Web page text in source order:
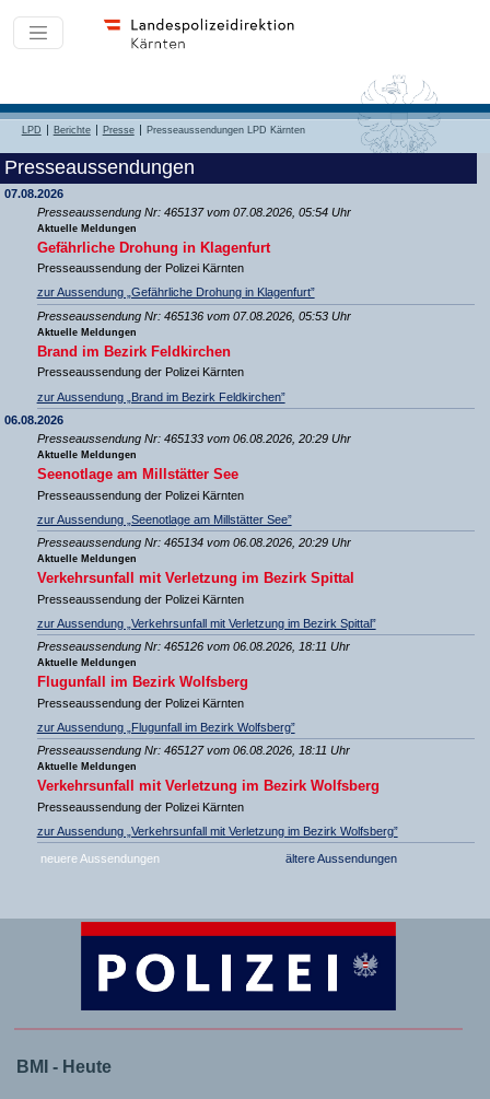
LPD Berichte Presse Presseaussendungen LPD Kärnten
Presseaussendungen
07.08.2026
Presseaussendung Nr: 465137 vom 07.08.2026, 05:54 Uhr
Aktuelle Meldungen
Gefährliche Drohung in Klagenfurt
Presseaussendung der Polizei Kärnten
zur Aussendung „Gefährliche Drohung in Klagenfurt”
Presseaussendung Nr: 465136 vom 07.08.2026, 05:53 Uhr
Aktuelle Meldungen
Brand im Bezirk Feldkirchen
Presseaussendung der Polizei Kärnten
zur Aussendung „Brand im Bezirk Feldkirchen”
06.08.2026
Presseaussendung Nr: 465133 vom 06.08.2026, 20:29 Uhr
Aktuelle Meldungen
Seenotlage am Millstätter See
Presseaussendung der Polizei Kärnten
zur Aussendung „Seenotlage am Millstätter See”
Presseaussendung Nr: 465134 vom 06.08.2026, 20:29 Uhr
Aktuelle Meldungen
Verkehrsunfall mit Verletzung im Bezirk Spittal
Presseaussendung der Polizei Kärnten
zur Aussendung „Verkehrsunfall mit Verletzung im Bezirk Spittal”
Presseaussendung Nr: 465126 vom 06.08.2026, 18:11 Uhr
Aktuelle Meldungen
Flugunfall im Bezirk Wolfsberg
Presseaussendung der Polizei Kärnten
zur Aussendung „Flugunfall im Bezirk Wolfsberg”
Presseaussendung Nr: 465127 vom 06.08.2026, 18:11 Uhr
Aktuelle Meldungen
Verkehrsunfall mit Verletzung im Bezirk Wolfsberg
Presseaussendung der Polizei Kärnten
zur Aussendung „Verkehrsunfall mit Verletzung im Bezirk Wolfsberg”
neuere Aussendungen ältere Aussendungen
BMI - Heute